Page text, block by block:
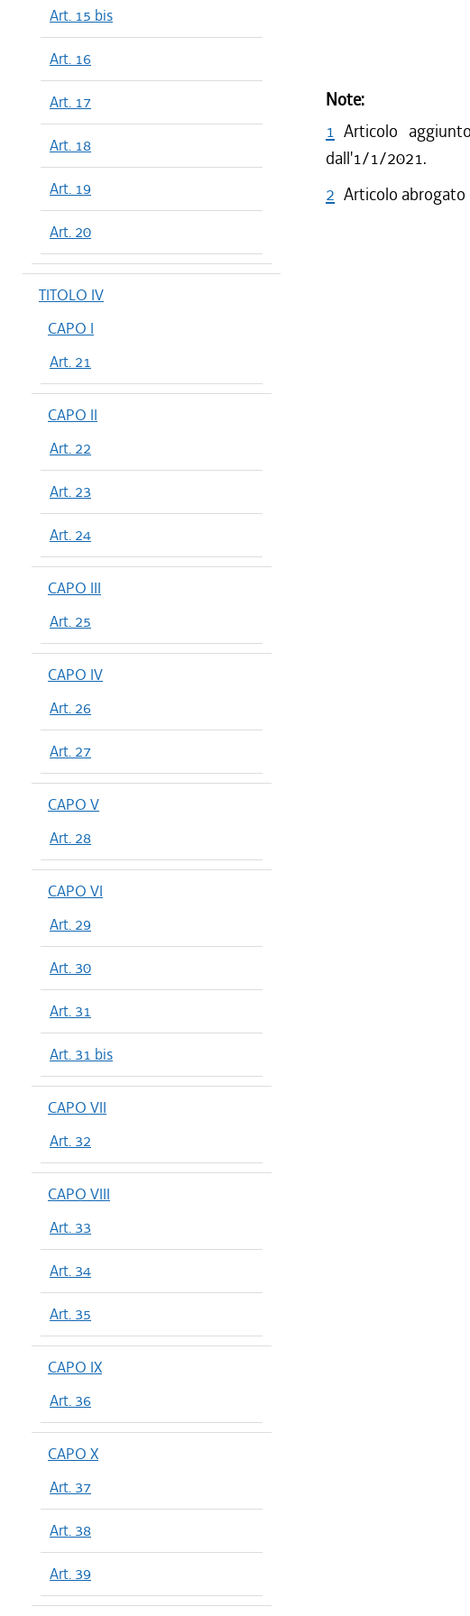
Art. 15 bis
Art. 16
Art. 17
Art. 18
Art. 19
Art. 20
TITOLO IV
CAPO I
Art. 21
CAPO II
Art. 22
Art. 23
Art. 24
CAPO III
Art. 25
CAPO IV
Art. 26
Art. 27
CAPO V
Art. 28
CAPO VI
Art. 29
Art. 30
Art. 31
Art. 31 bis
CAPO VII
Art. 32
CAPO VIII
Art. 33
Art. 34
Art. 35
CAPO IX
Art. 36
CAPO X
Art. 37
Art. 38
Art. 39
Note:
1 Articolo
dall'1/1/2021.
2 Articolo abrogato